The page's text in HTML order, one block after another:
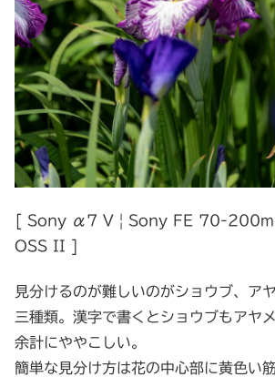
[ Sony α7 V | Sony FE 70-
OSS II ]
見分けるのが難しいのがショウブ、ア
三種類。漢字で書くとショウブもアヤ
余計にややこしい。
簡単な見分け方は花の中心部に黄色い